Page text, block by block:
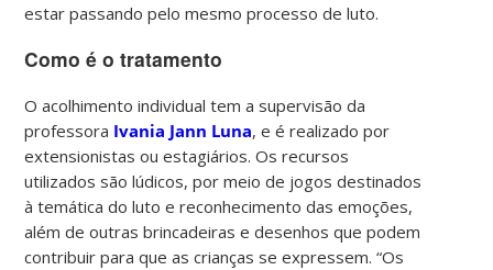
estar passando pelo mesmo processo de luto.
Como é o tratamento
O acolhimento individual tem a supervisão da
professora Ivania Jann Luna, e é realizado por
extensionistas ou estagiários. Os recursos
utilizados são lúdicos, por meio de jogos destinados
à temática do luto e reconhecimento das emoções,
além de outras brincadeiras e desenhos que podem
contribuir para que as crianças se expressem. “Os